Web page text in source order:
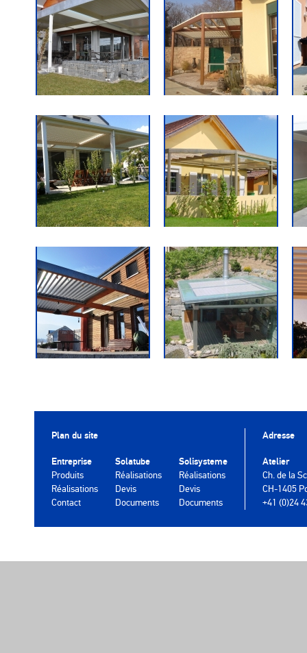
Plan du site
Entreprise
Produits
Réalisations
Contact
Solatube
Réalisations
Devis
Documents
Solisysteme
Réalisations
Devis
Documents
Adresse
Atelier
Ch. de la
CH-1405
+41 (0)24